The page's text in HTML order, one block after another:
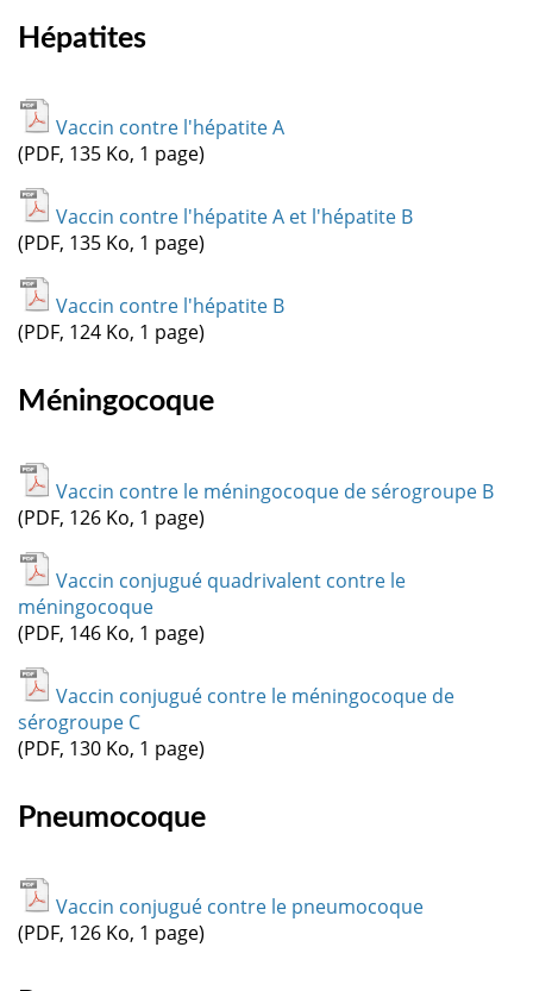
Hépatites
Vaccin contre l'hépatite A
(PDF, 135 Ko, 1 page)
Vaccin contre l'hépatite A et l'hépatite B
(PDF, 135 Ko, 1 page)
Vaccin contre l'hépatite B
(PDF, 124 Ko, 1 page)
Méningocoque
Vaccin contre le méningocoque de sérogroupe B
(PDF, 126 Ko, 1 page)
Vaccin conjugué quadrivalent contre le
méningocoque
(PDF, 146 Ko, 1 page)
Vaccin conjugué contre le méningocoque de
sérogroupe C
(PDF, 130 Ko, 1 page)
Pneumocoque
Vaccin conjugué contre le pneumocoque
(PDF, 126 Ko, 1 page)